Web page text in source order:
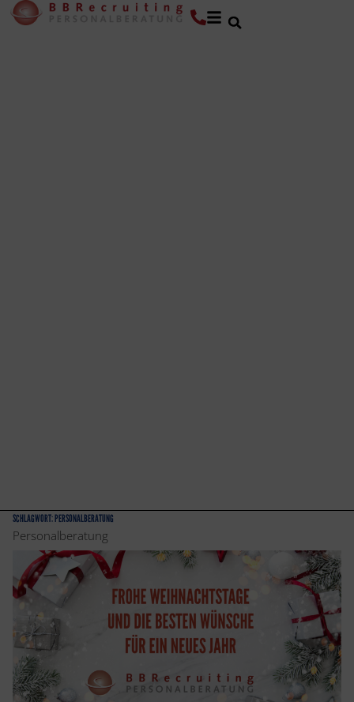
SCHLAGWORT:PERSONALBERATUNG
Personalberatung